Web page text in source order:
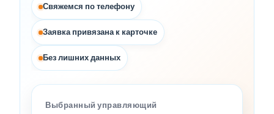
Свяжемся по телефону
Заявка привязана к карточке
Без лишних данных
Выбранный управляющий